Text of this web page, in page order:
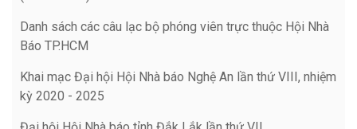
Danh sách các câu lạc bộ phóng viên trực thuộc Hội Nhà
Báo TP.HCM
Khai mạc Đại hội Hội Nhà báo Nghệ An lần thứ VIII, nhiệm
kỳ 2020 - 2025